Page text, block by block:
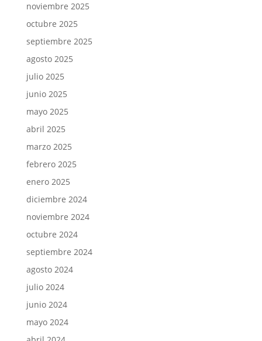
noviembre 2025
octubre 2025
septiembre 2025
agosto 2025
julio 2025
junio 2025
mayo 2025
abril 2025
marzo 2025
febrero 2025
enero 2025
diciembre 2024
noviembre 2024
octubre 2024
septiembre 2024
agosto 2024
julio 2024
junio 2024
mayo 2024